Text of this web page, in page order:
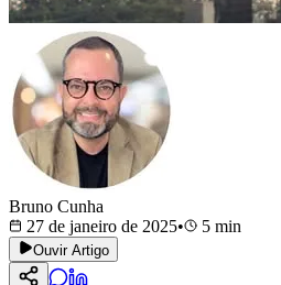
Bruno Cunha
27 de janeiro de 2025• 5 min
Ouvir Artigo